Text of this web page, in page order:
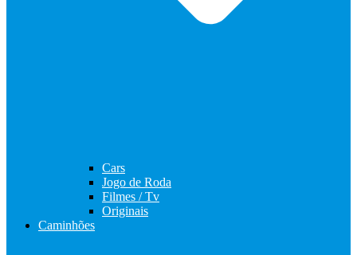
Cars
Jogo de Roda
Filmes / Tv
Originais
Caminhões